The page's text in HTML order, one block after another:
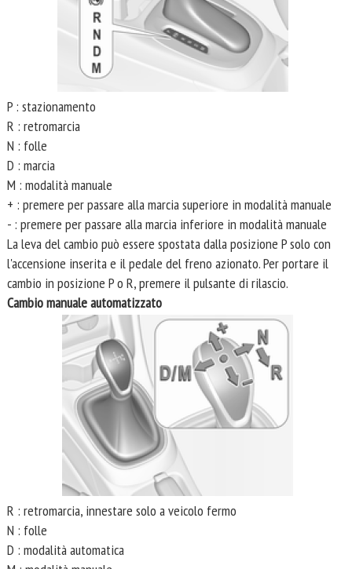
P : stazionamento
R : retromarcia
N : folle
D : marcia
M : modalità manuale
+ : premere per passare alla marcia superiore in modalità manuale
- : premere per passare alla marcia inferiore in modalità manuale
La leva del cambio può essere spostata dalla posizione P solo con
l'accensione inserita e il pedale del freno azionato. Per portare il
cambio in posizione P o R, premere il pulsante di rilascio.
Cambio manuale automatizzato
R : retromarcia, innestare solo a veicolo fermo
N : folle
D : modalità automatica